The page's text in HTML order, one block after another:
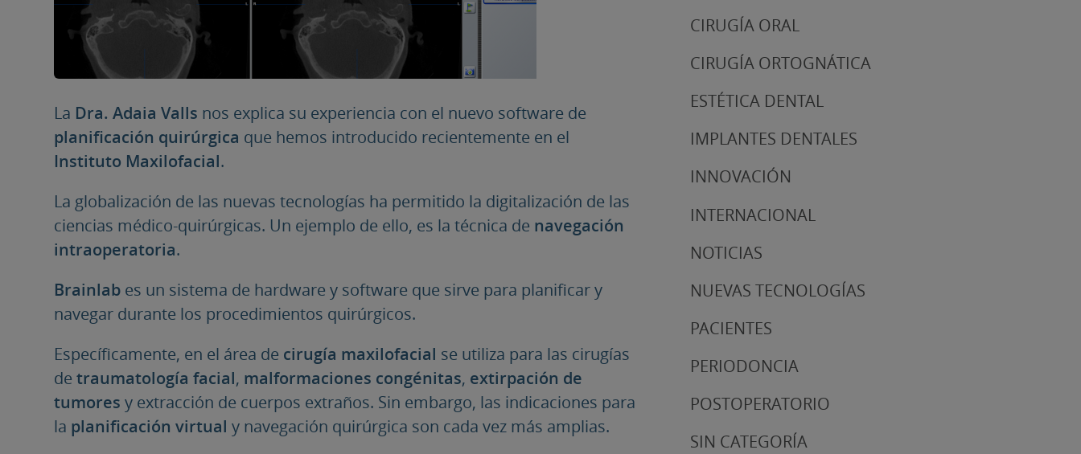
La Dra. Adaia Valls nos explica su experiencia con el nuevo software de
planificación quirúrgica que hemos introducido recientemente en el
Instituto Maxilofacial.
La globalización de las nuevas tecnologías ha permitido la digitalización de las
ciencias médico-quirúrgicas. Un ejemplo de ello, es la técnica de navegación
intraoperatoria.
Brainlab es un sistema de hardware y software que sirve para planificar y
navegar durante los procedimientos quirúrgicos.
Específicamente, en el área de cirugía maxilofacial se utiliza para las cirugías
detraumatología facial, malformaciones congénitas, extirpación de
tumores y extracción de cuerpos extraños. Sin embargo, las indicaciones para
la planificación virtual y navegación quirúrgica son cada vez más amplias.
CIRUGÍA ORAL
CIRUGÍA ORTOGNÁTICA
ESTÉTICA DENTAL
IMPLANTES DENTALES
INNOVACIÓN
INTERNACIONAL
NOTICIAS
NUEVAS TECNOLOGÍAS
PACIENTES
PERIODONCIA
POSTOPERATORIO
SIN CATEGORÍA